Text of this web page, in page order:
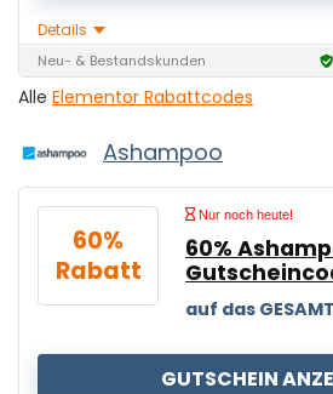
Details
Neu- & Bestandskunden
Alle Elementor Rabattcodes
Ashampoo
60%
Rabatt
Nur noch heute!
60%
auf das
GUTSCHEIN